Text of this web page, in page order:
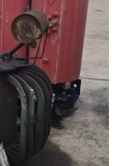
以企业通知为准
，并签订《废旧物资
不对标的物做任何
的实际指定为准，